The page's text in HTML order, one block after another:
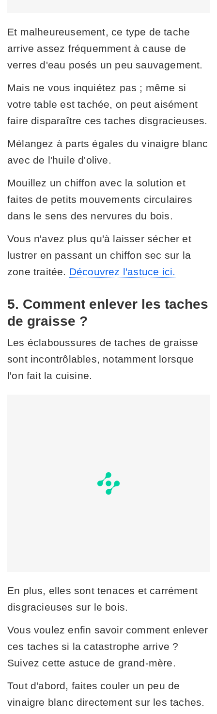
Et malheureusement, ce type de tache
arrive assez fréquemment à cause de
verres d'eau posés un peu sauvagement.
Mais ne vous inquiétez pas ; même si
votre table est tachée, on peut aisément
faire disparaître ces taches disgracieuses.
Mélangez à parts égales du vinaigre blanc
avec de l'huile d'olive.
Mouillez un chiffon avec la solution et
faites de petits mouvements circulaires
dans le sens des nervures du bois.
Vous n'avez plus qu'à laisser sécher et
lustrer en passant un chiffon sec sur la
zone traitée. Découvrez l'astuce ici.
5. Comment enlever les taches
de graisse ?
Les éclaboussures de taches de graisse
sont incontrôlables, notamment lorsque
l'on fait la cuisine.
En plus, elles sont tenaces et carrément
disgracieuses sur le bois.
Vous voulez enfin savoir comment enlever
ces taches si la catastrophe arrive ?
Suivez cette astuce de grand-mère.
Tout d'abord, faites couler un peu de
vinaigre blanc directement sur les taches.